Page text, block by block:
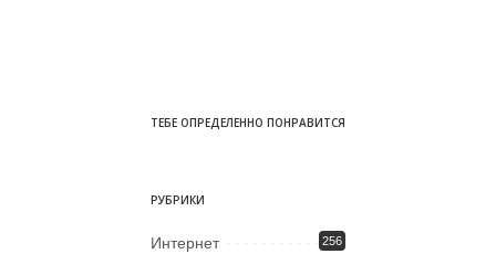
ТЕБЕ ОПРЕДЕЛЕННО ПОНРАВИТСЯ
РУБРИКИ
Интернет 256